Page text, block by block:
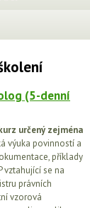
(5-denní
určený zejména
výuka povinností a
příklady
vztahující se na
právních
vzorová